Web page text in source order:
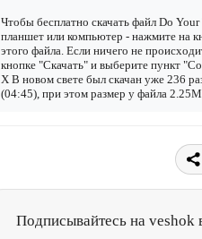
Чтобы бесплатно скачать файл Do
планшет или компьютер - нажмите на
этого файла. Если ничего не
кнопке "Скачать" и выберите пункт
X В новом свете был скачан уже 236
(04:45), при этом размер у файла
Подписывайтесь на veshok